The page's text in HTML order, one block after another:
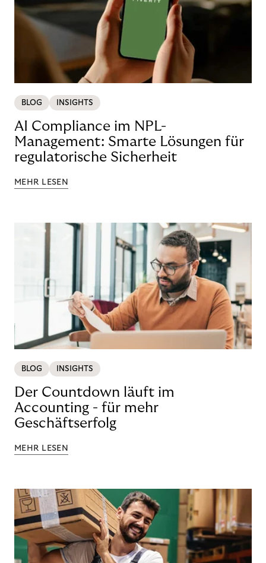
BLOG INSIGHTS
AI Compliance im NPL-
Management: Smarte Lösungen für
regulatorische Sicherheit
MEHR LESEN
BLOG INSIGHTS
Der Countdown läuft im
Accounting - für mehr
Geschäftserfolg
MEHR LESEN